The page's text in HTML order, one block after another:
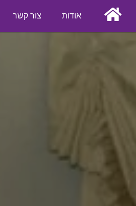
אודות צור קשר